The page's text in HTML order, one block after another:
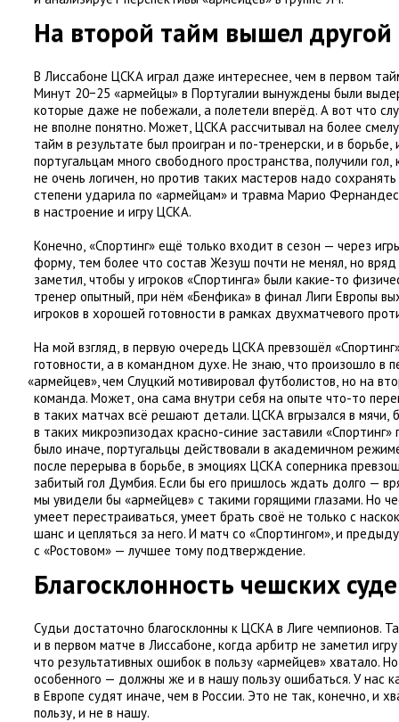
На второй тайм вышел
В Лиссабоне ЦСКА играл даже интереснее, чем в первом
Минут 20−25 «армейцы» в Португалии вынуждены были
которые даже не побежали, а полетели вперёд. А вот что
не вполне понятно. Может, ЦСКА рассчитывал на более
тайм в результате был проигран и по-тренерски, и в борьбе,
португальцам много свободного пространства, получили гол,
не очень логичен, но против таких мастеров надо
степени ударила по «армейцам» и травма Марио
в настроение и игру ЦСКА.
Конечно, «Спортинг» ещё только входит в сезон — через
форму, тем более что состав Жезуш почти не менял, но
заметил, чтобы у игроков «Спортинга» были какие-то
тренер опытный, при нём «Бенфика» в финал Лиги Европы
игроков в хорошей готовности в рамках двухматчевого
На мой взгляд, в первую очередь ЦСКА превзошёл «
готовности, а в командном духе. Не знаю, что произошло в
«армейцев», чем Слуцкий мотивировал футболистов, но на
команда. Может, она сама внутри себя на опыте что-то
в таких матчах всё решают детали. ЦСКА вгрызался в мячи,
в таких микроэпизодах красно-синие заставили «Спортинг»
было иначе, португальцы действовали в академичном
после перерыва в борьбе, в эмоциях ЦСКА соперника
забитый гол Думбия. Если бы его пришлось ждать долго —
мы увидели бы «армейцев» с такими горящими глазами. Но
умеет перестраиваться, умеет брать своё не только с
шанс и цепляться за него. И матч со «Спортингом», и
с «Ростовом» — лучшее тому подтверждение.
Благосклонность чешских
Судьи достаточно благосклонны к ЦСКА в Лиге чемпионов.
и в первом матче в Лиссабоне, когда арбитр не заметил
что результативных ошибок в пользу «армейцев» хватало.
особенного — должны же и в нашу пользу ошибаться. У нас
в Европе судят иначе, чем в России. Это не так, конечно, и
пользу, и не в нашу.